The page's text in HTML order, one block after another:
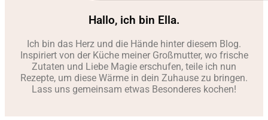
Hallo, ich bin Ella.
Ich bin das Herz und die Hände hinter diesem Blog.
Inspiriert von der Küche meiner Großmutter, wo frische
Zutaten und Liebe Magie erschufen, teile ich nun
Rezepte, um diese Wärme in dein Zuhause zu bringen.
Lass uns gemeinsam etwas Besonderes kochen!